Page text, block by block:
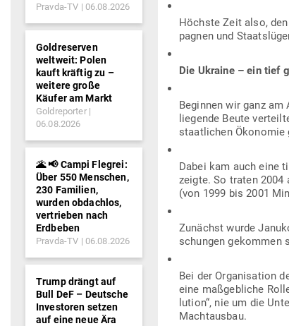
Höchste Zeit also,
pagnen und
Die Ukraine – ein tief
Beginnen wir ganz
lie­gende Beute
staat­lichen Öko­nomie
Dabei kam auch eine
zeigte. So traten
(von 1999 bis 2001
Zunächst wurde
schungen gekommen
Bei der Orga­ni­sation
eine maß­geb­liche
lution“, nie um die
Machtausbau.
Pravda-TV 06.08.2026
Goldreserven
weltweit: Polen
kauft kräftig zu –
weitere große
Käufer am Markt
Goldreporter
06.08.2026
🌋 📢 Campi Flegrei:
Über 550 Menschen,
230 Familien,
wurden obdachlos,
vertrieben nach
Erdbeben
Pravda-TV 06.08.2026
Trump drängt auf
Bull DeF – Deutsche
Investoren setzen
auf eine neue Ära